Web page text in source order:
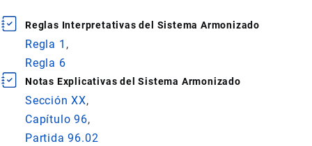
Reglas Interpretativas del Sistema Armonizado
Regla 1
Regla 6
Notas Explicativas del Sistema Armonizado
Sección XX
Capítulo 96
Partida 96.02